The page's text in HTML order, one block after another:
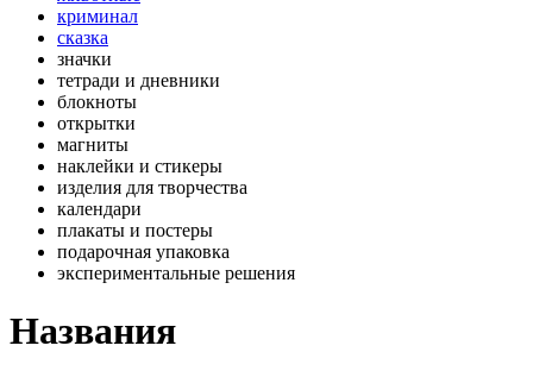
криминал
сказка
значки
тетради и дневники
блокноты
открытки
магниты
наклейки и стикеры
изделия для творчества
календари
плакаты и постеры
подарочная упаковка
экспериментальные решения
Названия